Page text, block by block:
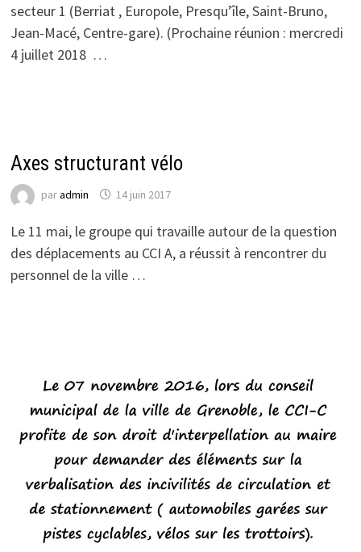
secteur 1 (Berriat , Europole, Presqu’île, Saint-Bruno,
Jean-Macé, Centre-gare). (Prochaine réunion : mercredi
4 juillet 2018 …
Axes structurant vélo
paradmin 14 juin 2017
Le 11 mai, le groupe qui travaille autour de la question
des déplacements au CCI A, a réussit à rencontrer du
personnel de la ville …